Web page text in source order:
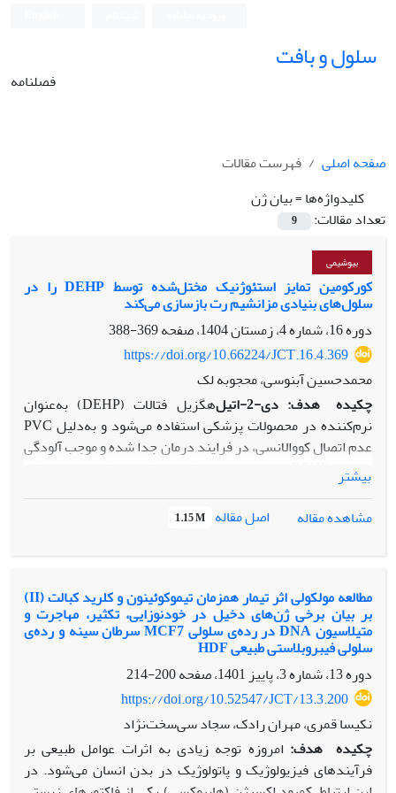
سلول و بافت
فصلنامه
صفحه اصلی
فهرست مقالات
کلیدواژه‌ها =بیان ژن
تعداد مقالات:
9
بیوشیمی
کورکومین تمایز استئوژنیک مختل‌شده توسط DEHP را در
سلول‌های بنیادی مزانشیم رت بازسازی می‌کند
دوره 16، شماره 4، زمستان 1404، صفحه
369-388
https://doi.org/10.66224/JCT.16.4.369
محمدحسین آبنوسی، محجوبه لک
چکیده
هدف:دی-2 -اتیلهگزیل فتالات(DEHP)
به‌عنوان
نرم‌کننده در محصولاتPVCپزشکی استفاده می‌شود و به‌دلیل
عدم اتصال کووالانسی، در فرایند درمان جدا شده و موجب آلودگی
با القای
استرس اکسیداتیو، تمایز استئوژنیک سلول‌های بنیادی مزانشیمی
را مهار می‌کند. در این پژوهش، نقش آنتی‌اکسیدانتی
در کاهش آسیب‌هایDEHP
است. مواد و روش‌ها:سلول‌ها BMSCاز رت ویستار استخراج و
(100 μM)، کورکومین(0.1 μM) و ترکیب همزمان آنها تیمار
شدند. توانائی زیستی و تمایز استئوژنیک با آزمون‌های آلیزارین
رد، کلسیم ماتریکس و آلکالین فسفاتاز ارزیابی شد. استرس
اکسیداتیو با اندازه‌گیریMDA و سطحTAC
بررسی گردید. همچنین بیان ژن‌های استئوژنیک از طریقRT-
برای ژن‌هایSMAD1،BMP2،BMP7،RUNX2،COL-1،
GAPDH انجام شد. نتایج: DEHPموجب کاهش
شدید توانائی زیستی و تمایز استئوژنیک BMSCsشد
(p<0.0001 )، در حالیکه کورکومین در تیمار همزمان این اثرات را
به‌طور معنی‌دار جبران نمود، به‌طوری‌که ماتریکس استخوانی،
بیشتر
مشاهده مقاله
اصل مقاله 1.15 M
مطالعه مولکولی اثر تیمار همزمان تیموکوئینون و کلرید ‌کبالت (II)
بر بیان برخی ژن‌های دخیل در خودنوزایی، تکثیر، مهاجرت و
متیلاسیون DNA در رده‌ی سلولی‌ MCF7 سرطان سینه و رده‌ی
سلولی فیبروبلاستی طبیعی HDF
دوره 13، شماره 3، پاییز 1401، صفحه
200-214
https://doi.org/10.52547/JCT/13.3.200
نکیسا قمری، مهران رادک، سجاد سی‌سخت‌نژاد
چکیده هدف: امروزه توجه زیادی به اثرات عوامل طبیعی بر
فرآیندهای فیزیولوژیک و پاتولوژیک در بدن انسان می‌شود. در